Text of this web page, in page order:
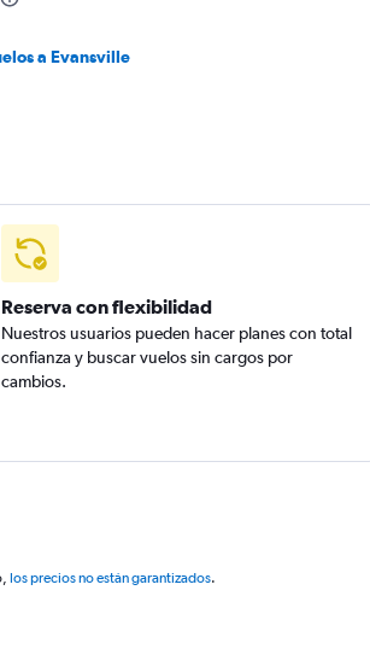
a Evansville
Reserva con flexibilidad
Nuestros usuarios pueden hacer planes con total
confianza y buscar vuelos sin cargos por
cambios.
los precios no están garantizados.